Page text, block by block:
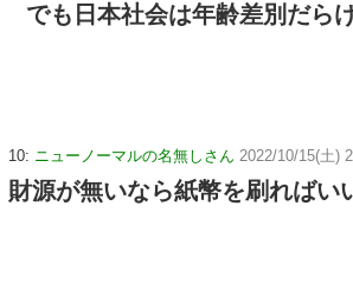
でも日本社会は年齢差別だら
10: ニューノーマルの名無しさん 2022/10/15(土)
財源が無いなら紙幣を刷ればい